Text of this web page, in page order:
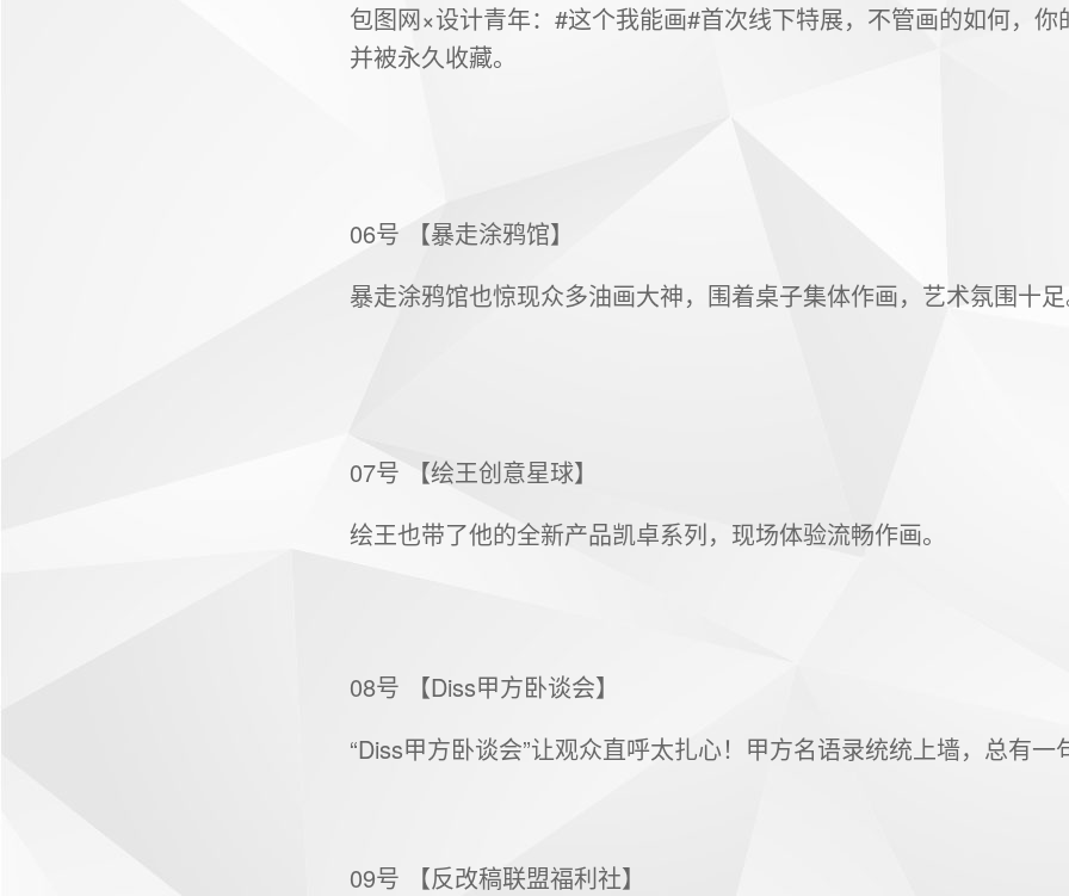
包图网×设计青年：#这个我能画#首次线下特展，不管画的如何，
并被永久收藏。
06号 【暴走涂鸦馆】
暴走涂鸦馆也惊现众多油画大神，围着桌子集体作画，艺术氛围十
07号 【绘王创意星球】
绘王也带了他的全新产品凯卓系列，现场体验流畅作画。
08号 【Diss甲方卧谈会】
“Diss甲方卧谈会”让观众直呼太扎心！甲方名语录统统上墙，总有一
09号 【反改稿联盟福利社】